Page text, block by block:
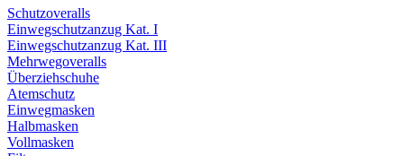
Schutzoveralls
Einwegschutzanzug Kat. I
Einwegschutzanzug Kat. III
Mehrwegoveralls
Überziehschuhe
Atemschutz
Einwegmasken
Halbmasken
Vollmasken